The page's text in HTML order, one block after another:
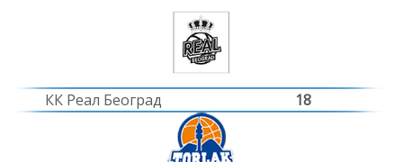
КК Реал Београд 18